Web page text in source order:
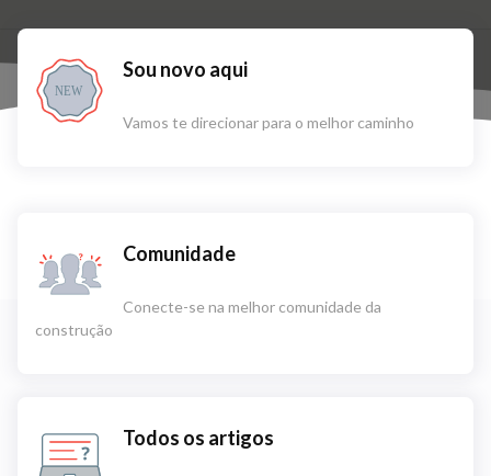
NEW
Sou novo aqui
Vamos te direcionar para o melhor caminho
Comunidade
Conecte-se na melhor comunidade da
construção
Todos os artigos